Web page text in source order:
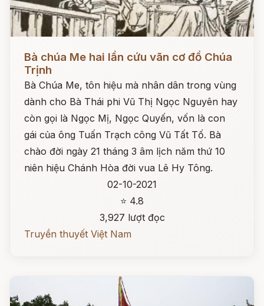
Bà chúa Me hai lần cứu vãn cơ đồ Chúa
Trịnh
Bà Chúa Me, tôn hiệu mà nhân dân trong vùng
dành cho Bà Thái phi Vũ Thị Ngọc Nguyên hay
còn gọi là Ngọc Mị, Ngọc Quyến, vốn là con
gái của ông Tuấn Trạch công Vũ Tất Tố. Bà
chào đời ngày 21 tháng 3 âm lịch năm thứ 10
niên hiệu Chánh Hòa đời vua Lê Hy Tông.
02-10-2021
⭐ 4.8
3,927 lượt đọc
Truyền thuyết Việt Nam